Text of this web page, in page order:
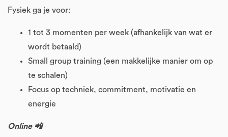
Fysiek ga je voor:
1 tot 3 momenten per week (afhankelijk van wat er
wordt betaald)
Small group training (een makkelijke manier om op
te schalen)
Focus op techniek, commitment, motivatie en
energie
Online 📲